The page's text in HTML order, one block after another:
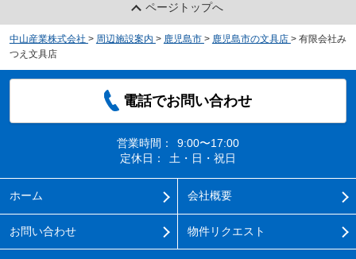
ページトップへ
中山産業株式会社 > 周辺施設案内 > 鹿児島市 > 鹿児島市の文具店 > 有限会社み
つえ文具店
電話でお問い合わせ
営業時間：
9:00〜17:00
定休日：
土・日・祝日
ホーム 会社概要
お問い合わせ 物件リクエスト